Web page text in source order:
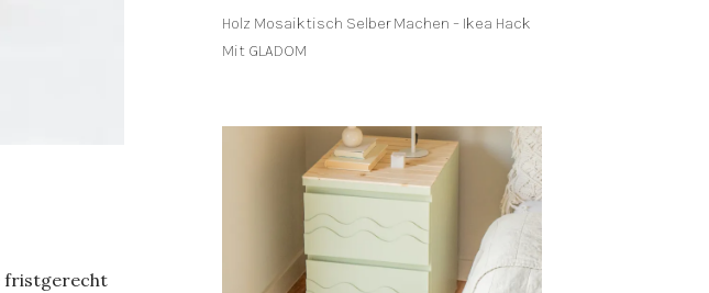
fristgerecht
Holz Mosaiktisch Selber Machen – Ikea Hack
Mit GLADOM